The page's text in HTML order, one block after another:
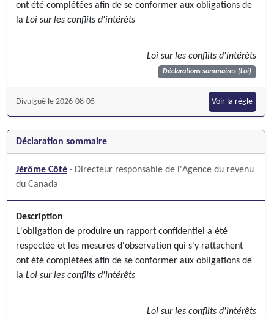
ont été complétées afin de se conformer aux obligations de
la Loi sur les conflits d'intérêts
Loi sur les conflits d'intérêts
Déclarations sommaires (Loi)
Divulgué le 2026-08-05 Voir la règle
Déclaration sommaire
Jérôme Côté · Directeur responsable de l'Agence du revenu
du Canada
Description
L'obligation de produire un rapport confidentiel a été
respectée et les mesures d'observation qui s'y rattachent
ont été complétées afin de se conformer aux obligations de
la Loi sur les conflits d'intérêts
Loi sur les conflits d'intérêts